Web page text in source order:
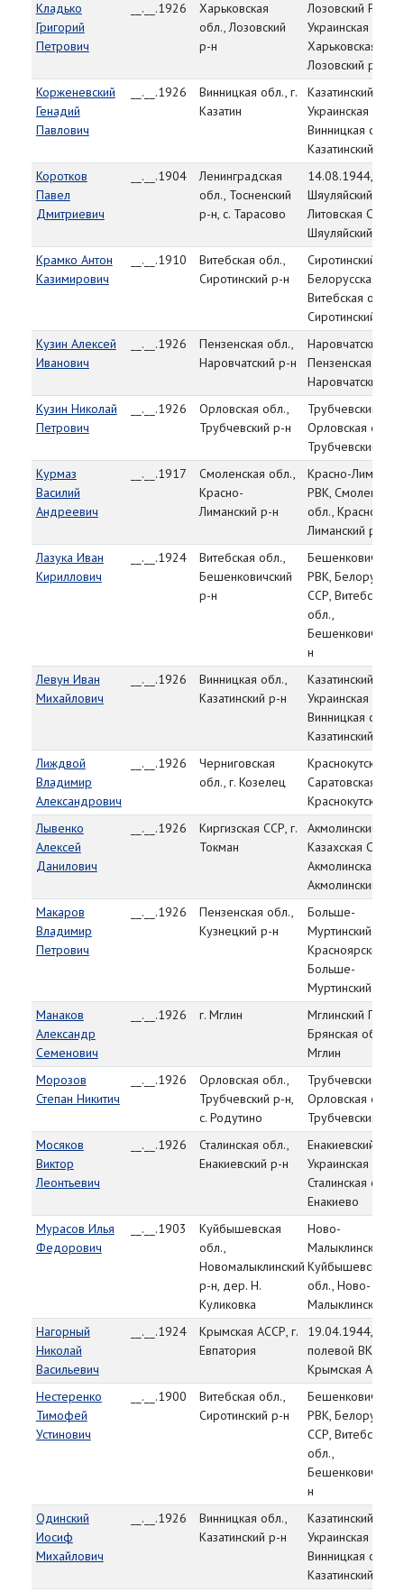
Кладько
Григорий
Петрович
__.__.1926
Харьковская
обл., Лозовский
р-н
Лозовский РВК,
Украинская ССР,
Харьковская
Лозовский р-н
Корженевский
Генадий
Павлович
__.__.1926
Винницкая обл., г.
Казатин
Казатинский РВК,
Украинская ССР,
Винницкая обл.,
Казатинский р-н
Коротков
Павел
Дмитриевич
__.__.1904
Ленинградская
обл., Тосненский
р-н, с. Тарасово
14.08.1944,
Шяуляйский УВК,
Литовская ССР,
Шяуляйский уезд
Крамко Антон
Казимирович
__.__.1910
Витебская обл.,
Сиротинский р-н
Сиротинский РВК,
Белорусская
Витебская обл.,
Сиротинский р-н
Кузин Алексей
Иванович
__.__.1926
Пензенская обл.,
Наровчатский р-н
Наровчатский
Пензенская обл.,
Наровчатский р-н
Кузин Николай
Петрович
__.__.1926
Орловская обл.,
Трубчевский р-н
Трубчевский
Орловская обл.,
Трубчевский р-н
Курмаз
Василий
Андреевич
__.__.1917
Смоленская обл.,
Красно-
Лиманский р-н
Красно-
РВК, Смоленская
обл., Красно-
Лиманский р-н
Лазука Иван
Кириллович
__.__.1924
Витебская обл.,
Бешенковичский
р-н
Бешенковичский
РВК, Белорусская
ССР, Витебская
обл.,
н
Левун Иван
Михайлович
__.__.1926
Винницкая обл.,
Казатинский р-н
Казатинский РВК,
Украинская ССР,
Винницкая обл.,
Казатинский р-н
Лиждвой
Владимир
Александрович
__.__.1926
Черниговская
обл., г. Козелец
Краснокутский
Саратовская
Краснокутский
Лывенко
Алексей
Данилович
__.__.1926
Киргизская ССР, г.
Токман
Акмолинский
Казахская ССР,
Акмолинская
Акмолинский р-н
Макаров
Владимир
Петрович
__.__.1926
Пензенская обл.,
Кузнецкий р-н
Больше-
Муртинский РВК,
Красноярский
Больше-
Муртинский р-н
Манаков
Александр
Семенович
__.__.1926 г. Мглин
Мглинский ГВК,
Брянская обл., г.
Мглин
Морозов
Степан Никитич
__.__.1926
Орловская обл.,
Трубчевский р-н,
с. Родутино
Трубчевский
Орловская обл.,
Трубчевский р-н
Мосяков
Виктор
Леонтьевич
__.__.1926
Сталинская обл.,
Енакиевский р-н
Енакиевский РВК,
Украинская ССР,
Сталинская обл.,
Енакиево
Мурасов Илья
Федорович
__.__.1903
Куйбышевская
обл.,
Новомалыклинский
р-н, дер. Н.
Куликовка
Ново-
Малыклинский
Куйбышевская
обл., Ново-
Малыклинский р-
Нагорный
Николай
Васильевич
__.__.1924
Крымская АССР, г.
Евпатория
19.04.1944,
полевой ВК,
Крымская АССР
Нестеренко
Тимофей
Устинович
__.__.1900
Витебская обл.,
Сиротинский р-н
Бешенковичский
РВК, Белорусская
ССР, Витебская
обл.,
н
Одинский
Иосиф
Михайлович
__.__.1926
Винницкая обл.,
Казатинский р-н
Казатинский РВК,
Украинская ССР,
Винницкая обл.,
Казатинский р-н